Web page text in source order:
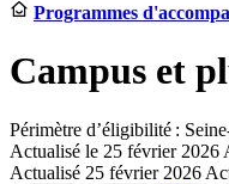
Programmes
Campus et
Périmètre d’éligibilité :
Actualisé le 25 février 2026
Actualisé 25 février 2026